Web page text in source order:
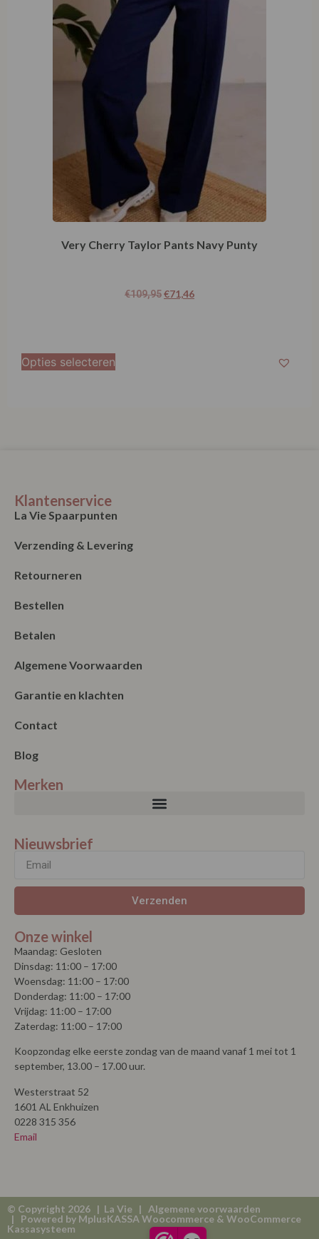
Very Cherry Taylor Pants Navy Punty
€109,95€71,46
Opties selecteren
Klantenservice
La Vie Spaarpunten
Verzending & Levering
Retourneren
Bestellen
Betalen
Algemene Voorwaarden
Garantie en klachten
Contact
Blog
Merken
Nieuwsbrief
Verzenden
Onze winkel
Maandag: Gesloten
Dinsdag: 11:00 – 17:00
Woensdag: 11:00 – 17:00
Donderdag: 11:00 – 17:00
Vrijdag: 11:00 – 17:00
Zaterdag: 11:00 – 17:00
Koopzondag elke eerste zondag van de maand vanaf 1 mei tot 1
september, 13.00 – 17.00 uur.
Westerstraat 52
1601 AL Enkhuizen
0228 315 356
Email
© Copyright 2026 | La Vie | Algemene voorwaarden
| Powered by MplusKASSA Woocommerce & WooCommerce
Kassasysteem